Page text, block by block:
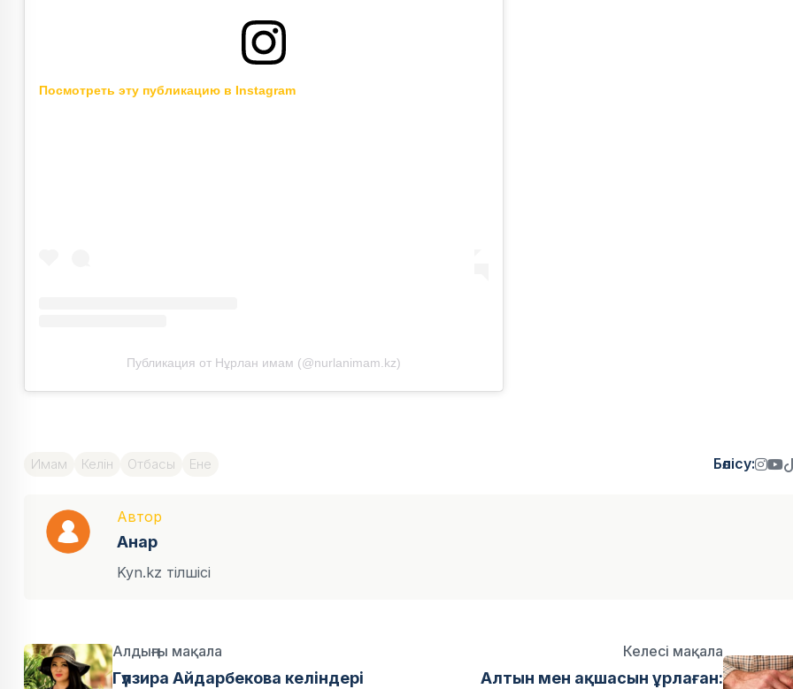
Посмотреть эту публикацию в Instagram
Публикация от Нұрлан имам (@nurlanimam.kz)
Имам Келін Отбасы Ене Бөлісу:
Автор
Анар
Kyn.kz тілшісі
Алдыңғы мақала
Гүлзира Айдарбекова келіндері
Келесі мақала
Алтын мен ақшасын ұрлаған: